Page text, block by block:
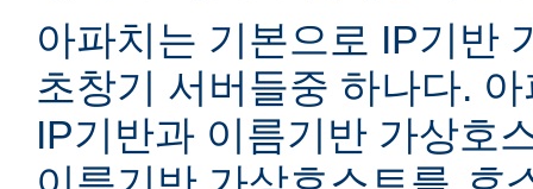
아파치는 기본으로 IP기반
초창기 서버들중 하나다.
IP기반과 이름기반 가상호